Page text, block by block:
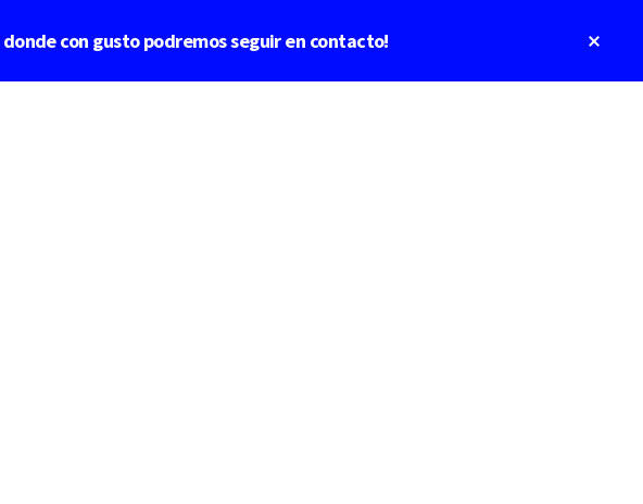
con gusto podremos seguir en contacto!